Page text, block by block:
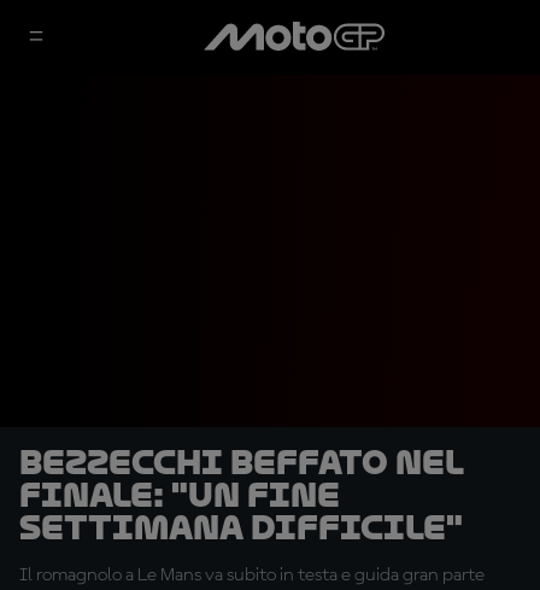
Bezzecchi beffato nel
finale: "Un fine
settimana difficile"
Il romagnolo a Le Mans va subito in testa e guida gran parte